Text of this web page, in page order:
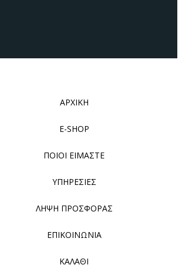
ΑΡΧΙΚΗ
E-SHOP
ΠΟΙΟΙ ΕΙΜΑΣΤΕ
ΥΠΗΡΕΣΙΕΣ
ΛΗΨΗ ΠΡΟΣΦΟΡΑΣ
ΕΠΙΚΟΙΝΩΝΙΑ
ΚΑΛΑΘΙ